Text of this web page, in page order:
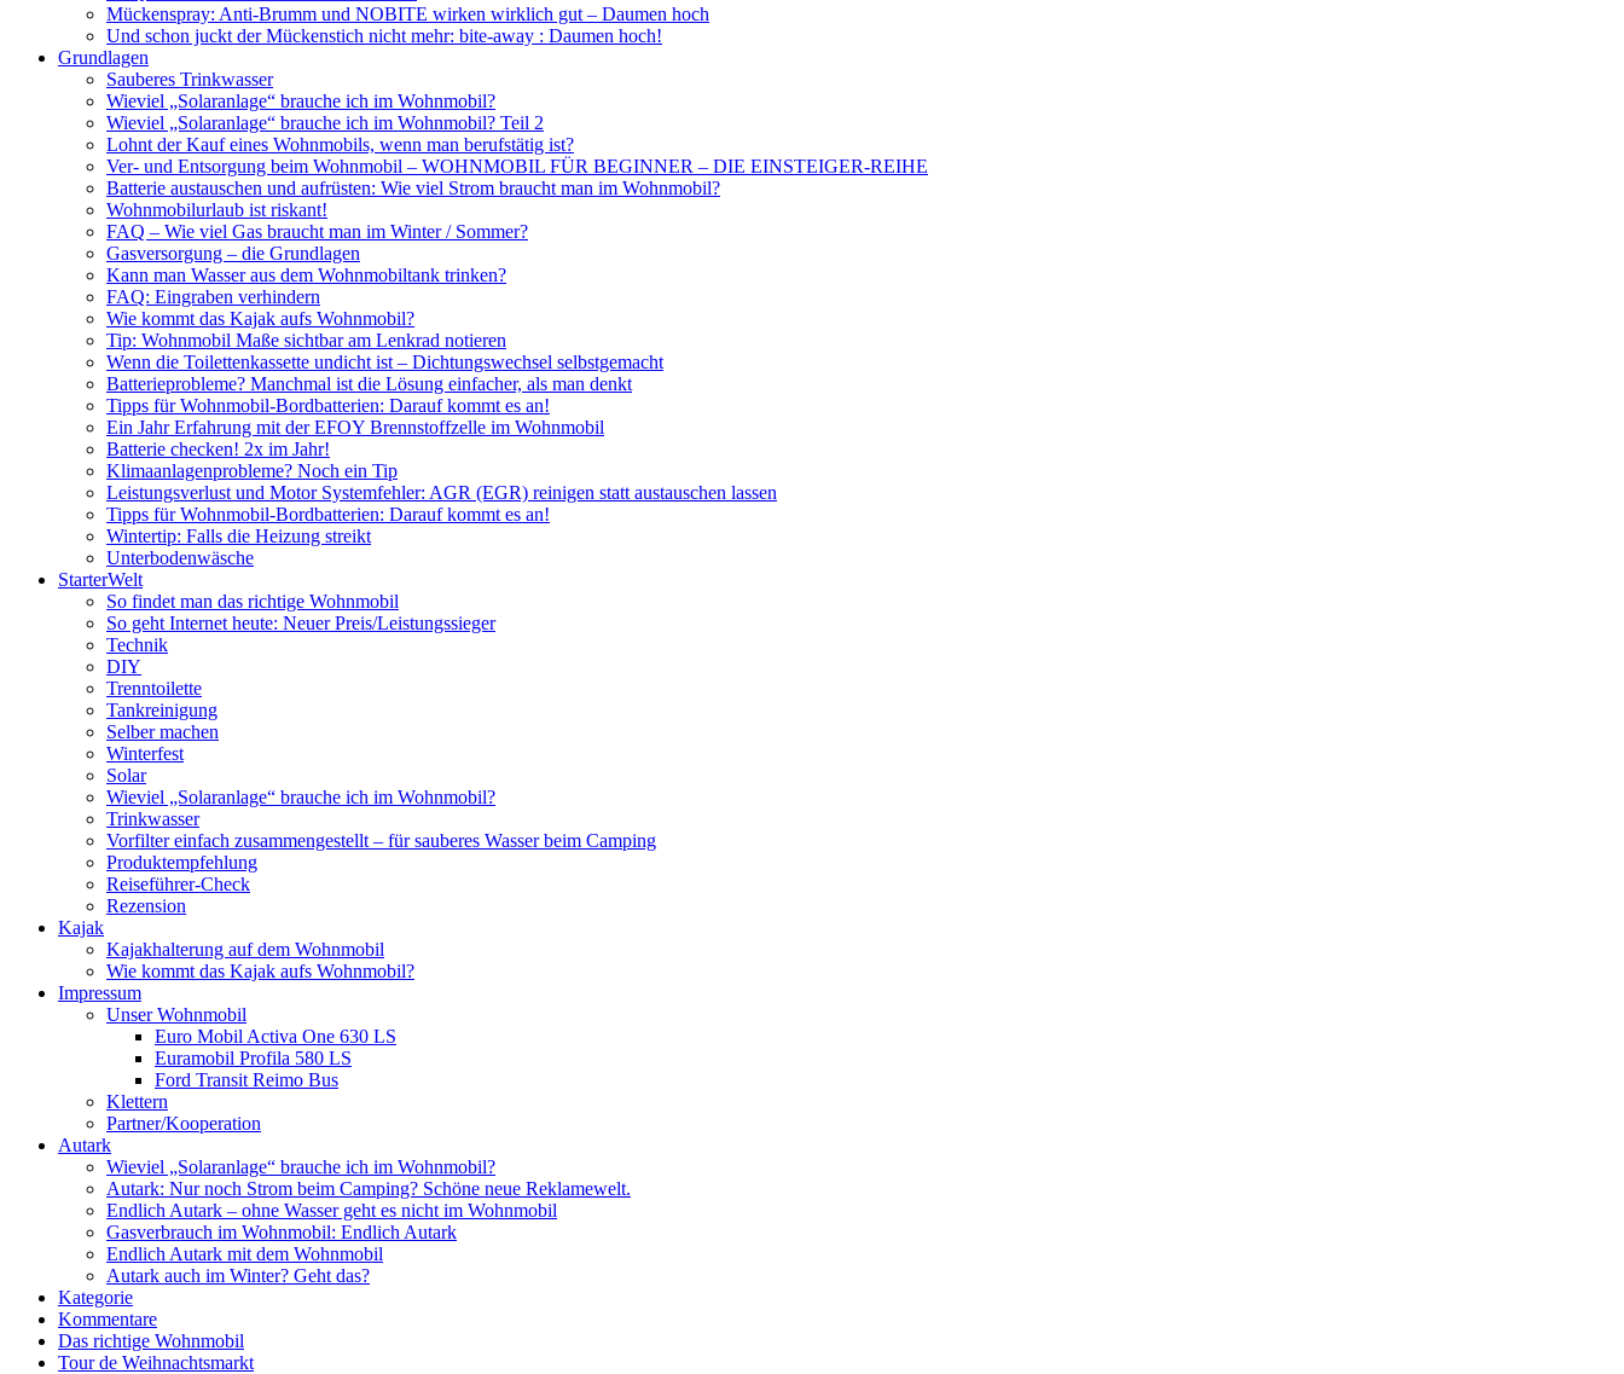
Mückenspray: Anti-Brumm und NOBITE wirken wirklich gut – Daumen hoch
Und schon juckt der Mückenstich nicht mehr: bite-away : Daumen hoch!
Grundlagen
Sauberes Trinkwasser
Wieviel „Solaranlage“ brauche ich im Wohnmobil?
Wieviel „Solaranlage“ brauche ich im Wohnmobil? Teil 2
Lohnt der Kauf eines Wohnmobils, wenn man berufstätig ist?
Ver- und Entsorgung beim Wohnmobil – WOHNMOBIL FÜR BEGINNER – DIE EINSTEIGER-REIHE
Batterie austauschen und aufrüsten: Wie viel Strom braucht man im Wohnmobil?
Wohnmobilurlaub ist riskant!
FAQ – Wie viel Gas braucht man im Winter / Sommer?
Gasversorgung – die Grundlagen
Kann man Wasser aus dem Wohnmobiltank trinken?
FAQ: Eingraben verhindern
Wie kommt das Kajak aufs Wohnmobil?
Tip: Wohnmobil Maße sichtbar am Lenkrad notieren
Wenn die Toilettenkassette undicht ist – Dichtungswechsel selbstgemacht
Batterieprobleme? Manchmal ist die Lösung einfacher, als man denkt
Tipps für Wohnmobil-Bordbatterien: Darauf kommt es an!
Ein Jahr Erfahrung mit der EFOY Brennstoffzelle im Wohnmobil
Batterie checken! 2x im Jahr!
Klimaanlagenprobleme? Noch ein Tip
Leistungsverlust und Motor Systemfehler: AGR (EGR) reinigen statt austauschen lassen
Tipps für Wohnmobil-Bordbatterien: Darauf kommt es an!
Wintertip: Falls die Heizung streikt
Unterbodenwäsche
StarterWelt
So findet man das richtige Wohnmobil
So geht Internet heute: Neuer Preis/Leistungssieger
Technik
DIY
Trenntoilette
Tankreinigung
Selber machen
Winterfest
Solar
Wieviel „Solaranlage“ brauche ich im Wohnmobil?
Trinkwasser
Vorfilter einfach zusammengestellt – für sauberes Wasser beim Camping
Produktempfehlung
Reiseführer-Check
Rezension
Kajak
Kajakhalterung auf dem Wohnmobil
Wie kommt das Kajak aufs Wohnmobil?
Impressum
Unser Wohnmobil
Euro Mobil Activa One 630 LS
Euramobil Profila 580 LS
Ford Transit Reimo Bus
Klettern
Partner/Kooperation
Autark
Wieviel „Solaranlage“ brauche ich im Wohnmobil?
Autark: Nur noch Strom beim Camping? Schöne neue Reklamewelt.
Endlich Autark – ohne Wasser geht es nicht im Wohnmobil
Gasverbrauch im Wohnmobil: Endlich Autark
Endlich Autark mit dem Wohnmobil
Autark auch im Winter? Geht das?
Kategorie
Kommentare
Das richtige Wohnmobil
Tour de Weihnachtsmarkt